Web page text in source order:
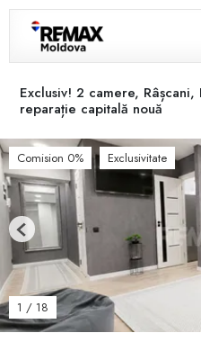
Exclusiv! 2 camere,
reparație capitală nouă
Comision 0% Exclusivitate
1 / 18
Previous